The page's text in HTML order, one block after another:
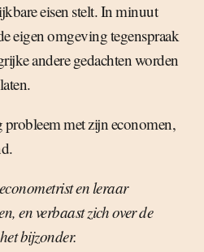
eisen stelt. In minuut
eigen omgeving tegenspraak
andere gedachten worden
probleem met zijn economen,
en leraar
en verbaast zich over de
bijzonder.